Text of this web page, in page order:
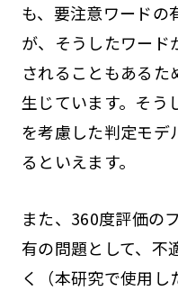
も、要注意ワードの
が、そうしたワード
されることもある
生じています。そう
を考慮した判定モデ
るといえます。
また、360度評価の
有の問題として、不
く（本研究で使用